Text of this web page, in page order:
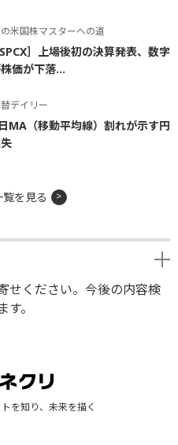
米国株マスターへの道
］上場後初の決算発表、数字
価が下落...
デイリー
MA（移動平均線）割れが示す円
を見る
せください。今後の内容検
。
を知り、未来を描く